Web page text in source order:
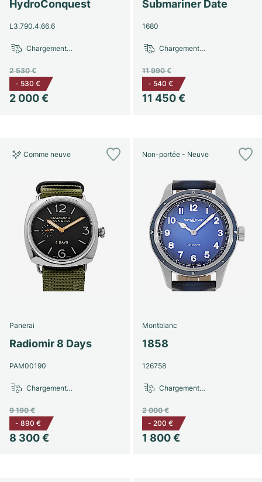
HydroConquest
L3.790.4.66.6
2 000 €
2 530 €
- 530 €
Chargement…
Submariner Date
1680
11 450 €
11 990 €
- 540 €
Chargement…
Comme neuve
Panerai
Radiomir 8 Days
PAM00190
8 300 €
9 190 €
- 890 €
Chargement…
Non-portée - Neuve
Montblanc
1858
126758
1 800 €
2 000 €
- 200 €
Chargement…